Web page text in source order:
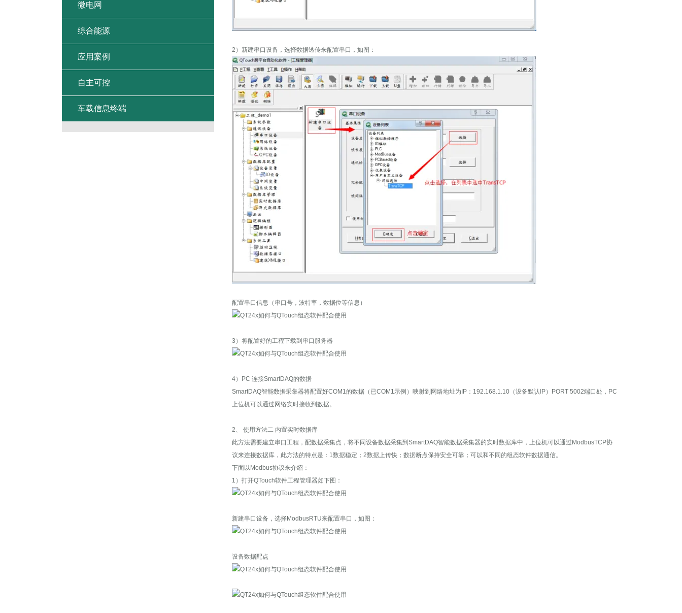
2）新建串口设备，选择数据透传来配置串口，如图：
配置串口信息（串口号，波特率，数据位等信息）
3）将配置好的工程下载到串口服务器
4）PC 连接SmartDAQ的数据
SmartDAQ智能数据采集器将配置好COM1的数据（已COM1示例）映射到网络地址为IP：192.168.1.10（设备默认IP）PORT 5002端口处，PC
上位机可以通过网络实时接收到数据。
2、 使用方法二 内置实时数据库
此方法需要建立串口工程，配数据采集点，将不同设备数据采集到SmartDAQ智能数据采集器的实时数据库中，上位机可以通过ModbusTCP协
议来连接数据库，此方法的特点是：1数据稳定；2数据上传快；数据断点保持安全可靠；可以和不同的组态软件数据通信。
下面以Modbus协议来介绍：
1）打开QTouch软件工程管理器如下图：
新建串口设备，选择ModbusRTU来配置串口，如图：
设备数据配点
微电网
综合能源
应用案例
自主可控
车载信息终端